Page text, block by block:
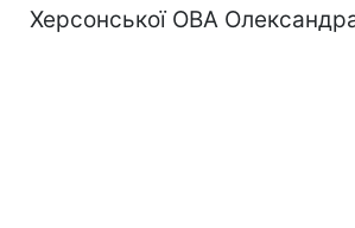
Херсонської ОВА